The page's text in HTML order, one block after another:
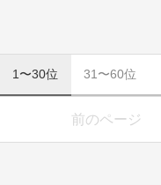
1〜30位 31〜60位
前のページ